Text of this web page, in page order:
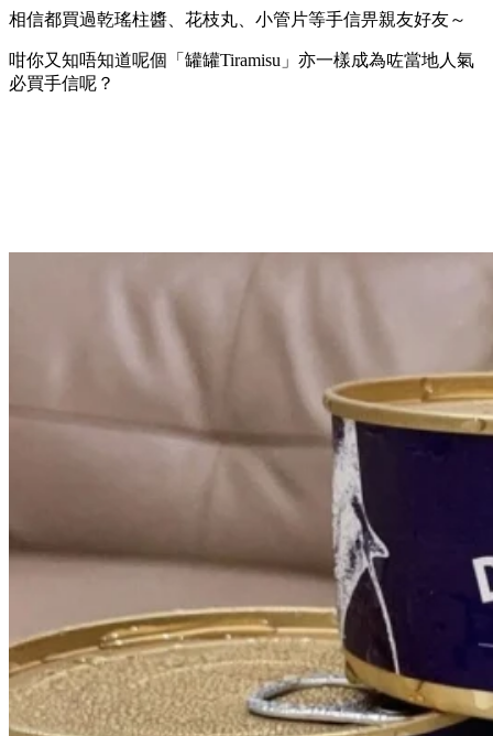
相信都買過乾瑤柱醬、花枝丸、小管片等手信畀親友好友～
咁你又知唔知道呢個「罐罐Tiramisu」亦一樣成為咗當地人氣
必買手信呢？